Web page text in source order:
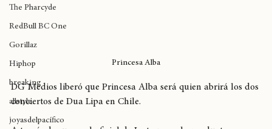
Breaking
The Pharcyde
RedBull BC One
Gorillaz
Hiphop
breaking
allstyle
DG Medios liberó que Princesa Alba será quien abrirá los dos
conciertos de Dua Lipa en Chile.